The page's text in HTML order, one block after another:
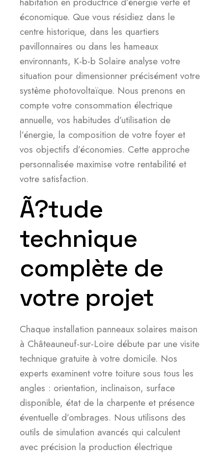
économique. Que vous résidiez dans le
centre historique, dans les quartiers
pavillonnaires ou dans les hameaux
environnants, K-b-b Solaire analyse votre
situation pour dimensionner précisément votre
système photovoltaïque. Nous prenons en
compte votre consommation électrique
annuelle, vos habitudes d’utilisation de
l’énergie, la composition de votre foyer et
vos objectifs d’économies. Cette approche
personnalisée maximise votre rentabilité et
votre satisfaction.
Ã?tude
technique
complète de
votre projet
Chaque installation panneaux solaires maison
à Châteauneuf-sur-Loire débute par une visite
technique gratuite à votre domicile. Nos
experts examinent votre toiture sous tous les
angles : orientation, inclinaison, surface
disponible, état de la charpente et présence
éventuelle d’ombrages. Nous utilisons des
outils de simulation avancés qui calculent
avec précision la production électrique